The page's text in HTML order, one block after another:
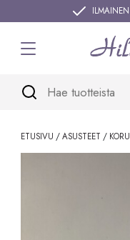
ETUSIVU /ASUSTEET /